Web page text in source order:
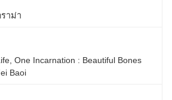
าม่า
One Incarnation : Beautiful Bones
Baoi